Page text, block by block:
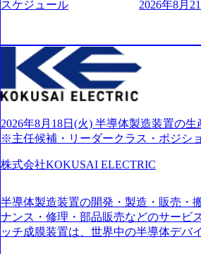
界のクライアントの企業価値の最大化
供するのが特徴（いわゆる総合コンサ
リアにSpir（槍）を指して切り開く
ス）していく”という位置づけ 一昔前
現在金融の売上割合は全体の3割。現
通信、エンタメ、教育、保健など幅広
サイン。 そのため、専門性を身に着
キャリア形成が柔軟に可能な環境である
6007_1200x554.webp https://
04_ba6aaa1a-9ffc-4f2a-9b40-
r-vision-production.appspot.com/public/
e-97182898115f_960x510.webp シンプ
スケジュール
2026年8月
2026年8月18日(火) 半導体製造装置の
※主任候補・リーダークラス・ポジシ
株式会社KOKUSAI ELECTRIC
半導体製造装置の開発・製造・販売・
ナンス・修理・部品販売などのサービ
ッチ成膜装置は、世界中の半導体デバ